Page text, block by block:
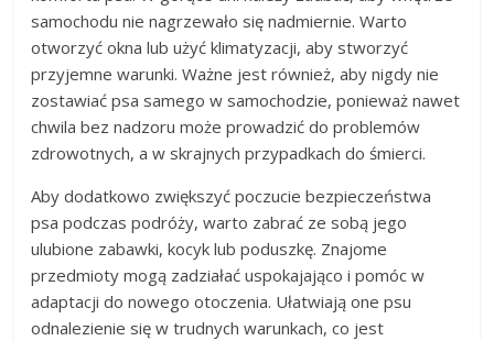
samochodu nie nagrzewało się nadmiernie. Warto
otworzyć okna lub użyć klimatyzacji, aby stworzyć
przyjemne warunki. Ważne jest również, aby nigdy nie
zostawiać psa samego w samochodzie, ponieważ nawet
chwila bez nadzoru może prowadzić do problemów
zdrowotnych, a w skrajnych przypadkach do śmierci.
Aby dodatkowo zwiększyć poczucie bezpieczeństwa
psa podczas podróży, warto zabrać ze sobą jego
ulubione zabawki, kocyk lub poduszkę. Znajome
przedmioty mogą zadziałać uspokajająco i pomóc w
adaptacji do nowego otoczenia. Ułatwiają one psu
odnalezienie się w trudnych warunkach, co jest